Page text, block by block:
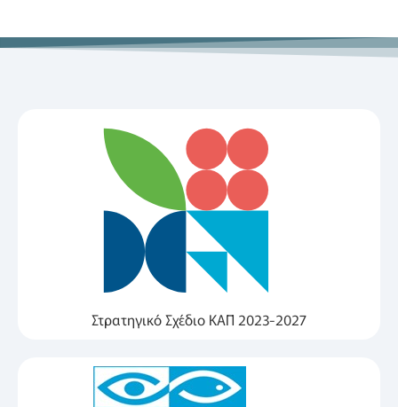
Στρατηγικό Σχέδιο ΚΑΠ 2023-2027